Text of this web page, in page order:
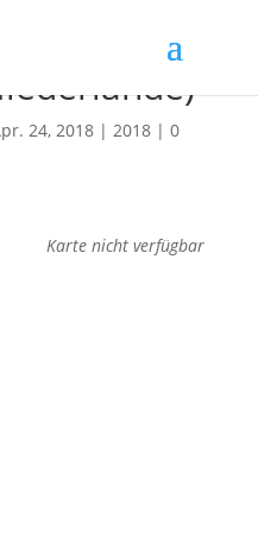
24, 2018| 2018| 0
Karte nicht verfügbar